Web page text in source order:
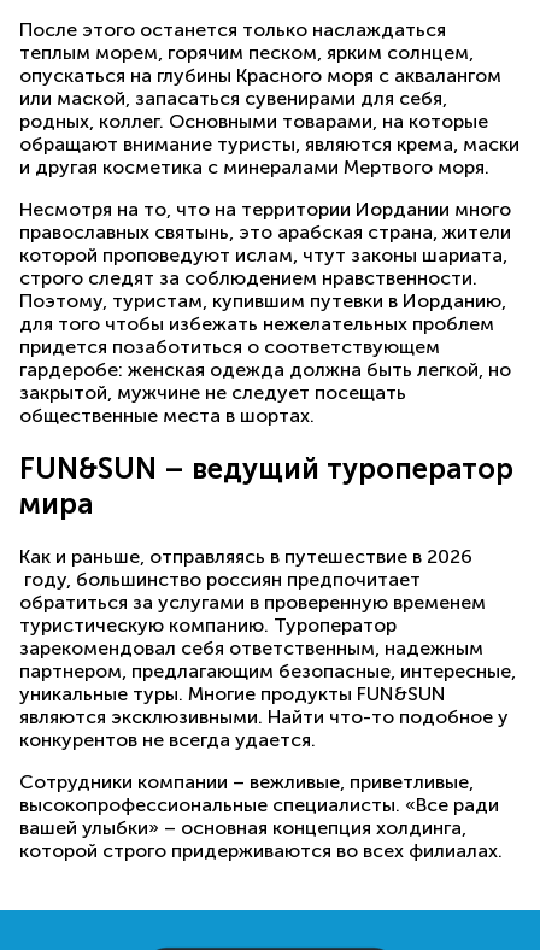
После этого останется только наслаждаться
теплым морем, горячим песком, ярким солнцем,
опускаться на глубины Красного моря с аквалангом
или маской, запасаться сувенирами для себя,
родных, коллег. Основными товарами, на которые
обращают внимание туристы, являются крема, маски
и другая косметика с минералами Мертвого моря.
Несмотря на то, что на территории Иордании много
православных святынь, это арабская страна, жители
которой проповедуют ислам, чтут законы шариата,
строго следят за соблюдением нравственности.
Поэтому, туристам, купившим путевки в Иорданию,
для того чтобы избежать нежелательных проблем
придется позаботиться о соответствующем
гардеробе: женская одежда должна быть легкой, но
закрытой, мужчине не следует посещать
общественные места в шортах.
FUN&SUN – ведущий туроператор
мира
Как и раньше, отправляясь в путешествие в 2026
году, большинство россиян предпочитает
обратиться за услугами в проверенную временем
туристическую компанию. Туроператор
зарекомендовал себя ответственным, надежным
партнером, предлагающим безопасные, интересные,
уникальные туры. Многие продукты FUN&SUN
являются эксклюзивными. Найти что-то подобное у
конкурентов не всегда удается.
Сотрудники компании – вежливые, приветливые,
высокопрофессиональные специалисты. «Все ради
вашей улыбки» – основная концепция холдинга,
которой строго придерживаются во всех филиалах.